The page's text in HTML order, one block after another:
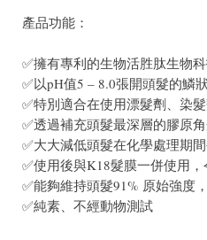
產品功能：
✅擁有專利的生物活胜肽生物
✅以pH值5 – 8.0張開頭髮的鱗
✅特別適合在使用漂髮劑、染
✅透過補充頭髮最深層的膠原
✅大大減低頭髮在化學處理期
✅使用後與K18髮膜一併使用
✅能夠維持頭髮91% 原始強度
✅純素、不經動物測試